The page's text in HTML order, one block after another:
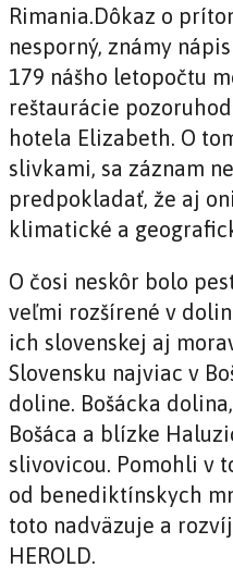
Rimania.Dôkaz o
nesporný, známy
179 nášho letopočtu
reštaurácie
hotela Elizabeth. O
slivkami, sa záznam
predpokladať, že aj
klimatické a
O čosi neskôr bolo
veľmi rozšírené v
ich slovenskej aj
Slovensku najviac v
doline. Bošácka
Bošáca a blízke
slivovicou. Pomohli v
od benediktínskych
toto nadväzuje a
HEROLD.